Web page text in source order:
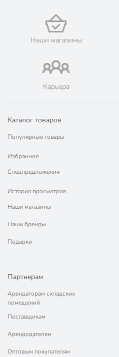
Наши магазины
Карьера
Каталог товаров
Популярные товары
Избранное
Спецпредложения
История просмотров
Наши магазины
Наши бренды
Подарки
Партнерам
Арендаторам складских
помещений
Поставщикам
Арендодателям
Оптовым покупателям